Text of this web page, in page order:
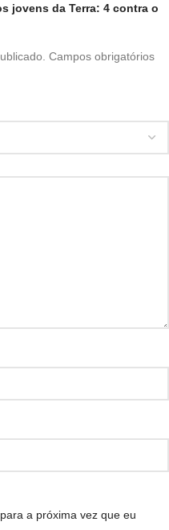
jovens da Terra: 4 contra o
Campos obrigatórios
a próxima vez que eu